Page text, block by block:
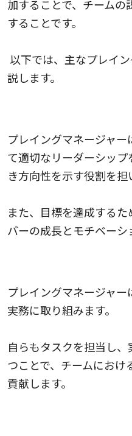
加することで、チーム
することです。
以下では、主なプレイ
説します。
プレイングマネージャ
て適切なリーダーシッ
き方向性を示す役割を担
また、目標を達成する
バーの成長とモチベーシ
プレイングマネージャ
実務に取り組みます。
自らもタスクを担当し
つことで、チームにお
貢献します。